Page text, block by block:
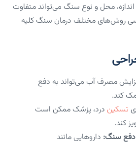
محل و نوع سنگ می‌تواند متفاوت
روش‌های مختلف درمان سنگ کلیه
مصرف آب می‌تواند به دفع
کند.
تسکین درد، پزشک ممکن است
کند.
سنگ: داروهایی مانند